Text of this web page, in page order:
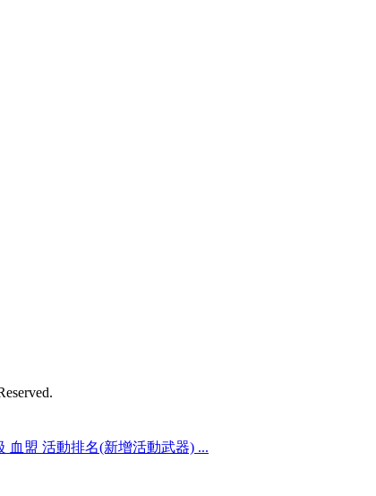
血盟 活動排名(新增活動武器) ...